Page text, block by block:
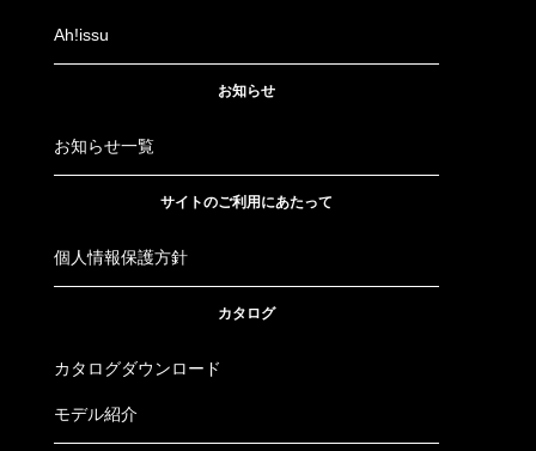
Ah!issu
お知らせ
お知らせ一覧
サイトのご利用にあたって
個人情報保護方針
カタログ
カタログダウンロード
モデル紹介